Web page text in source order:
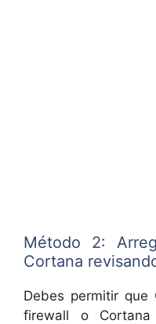
Método 2:
Cortana
Debes permitir
firewall o